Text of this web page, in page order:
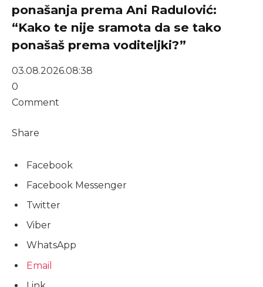
ponašanja prema Ani Radulović:
“Kako te nije sramota da se tako
ponašaš prema voditeljki?”
03.08.2026.08:38
0
Comment
Share
Facebook
Facebook Messenger
Twitter
Viber
WhatsApp
Email